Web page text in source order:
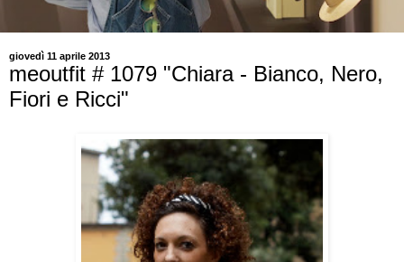
giovedì 11 aprile 2013
meoutfit # 1079 "Chiara - Bianco, Nero,
Fiori e Ricci"